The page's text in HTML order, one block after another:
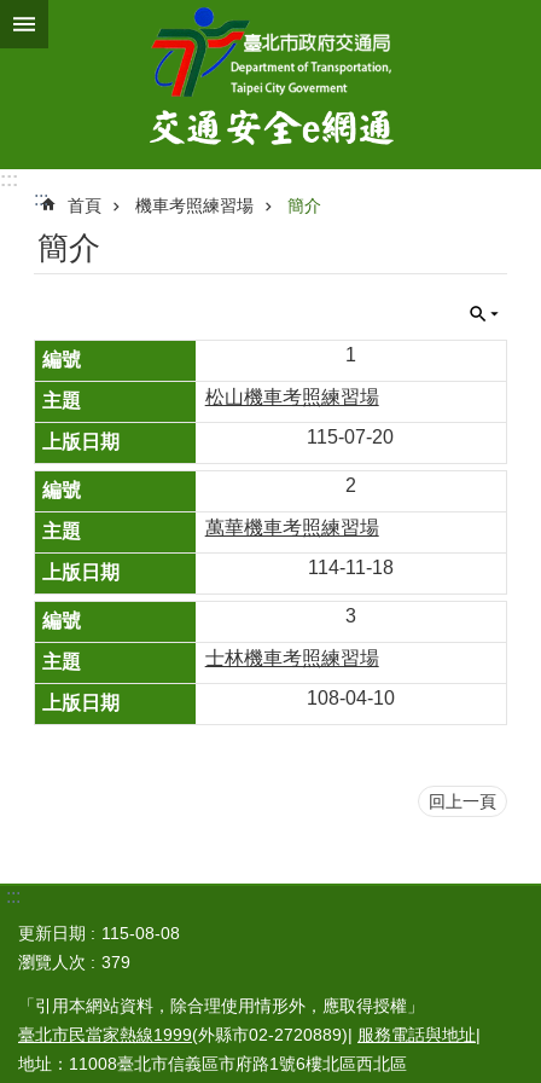
跳到主要內容區塊
:::
:::
首頁 機車考照練習場 簡介
簡介
1
松山機車考照練習場
115-07-20
2
萬華機車考照練習場
114-11-18
3
士林機車考照練習場
108-04-10
回上一頁
:::
更新日期
115-08-08
瀏覽人次
379
「引用本網站資料，除合理使用情形外，應取得授權」
臺北市民當家熱線1999(外縣市02-2720889)| 服務電話與地址|
地址：11008臺北市信義區市府路1號6樓北區西北區